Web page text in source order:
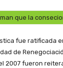
que la
fue ratificada
de
2007 fueron